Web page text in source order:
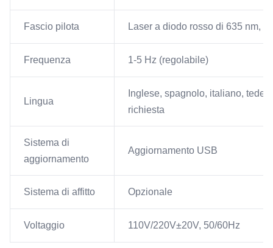
Fascio pilota Laser a diodo rosso di 635 nm,
Frequenza 1-5 Hz (regolabile)
Lingua
Inglese, spagnolo, italiano,
richiesta
Sistema di
aggiornamento
Aggiornamento USB
Sistema di affitto Opzionale
Voltaggio 110V/220V±20V, 50/60Hz